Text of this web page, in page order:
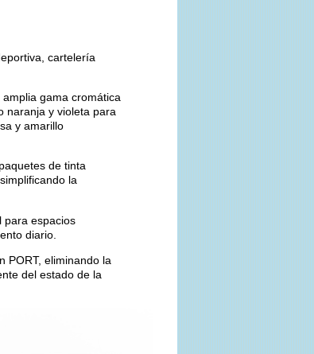
cartelería
gama cromática
naranja y violeta para
y amarillo
de tinta
la
para espacios
diario.
PORT, eliminando la
del estado de la